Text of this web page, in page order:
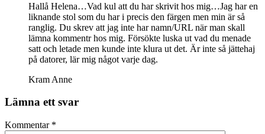
Hallå Helena…Vad kul att du har skrivit hos mig…Jag har en
liknande stol som du har i precis den färgen men min är så
ranglig. Du skrev att jag inte har namn/URL när man skall
lämna kommentr hos mig. Försökte luska ut vad du menade
satt och letade men kunde inte klura ut det. Är inte så jättehaj
på datorer, lär mig något varje dag.
Kram Anne
Lämna ett svar
Kommentar *